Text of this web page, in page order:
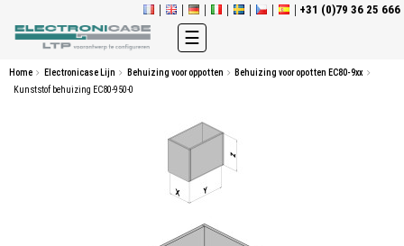
+31 (0)79 36 25 666
Toggle
navigation
☰
Home Electronicase Lijn Behuizing voor oppotten
Behuizing voor opotten EC80-9xx
Kunststof behuizing EC80-950-0